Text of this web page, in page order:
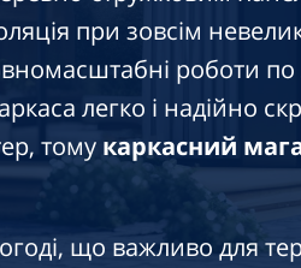
при зовсім
роботи
легко і надійно
тому каркасний
що важливо для